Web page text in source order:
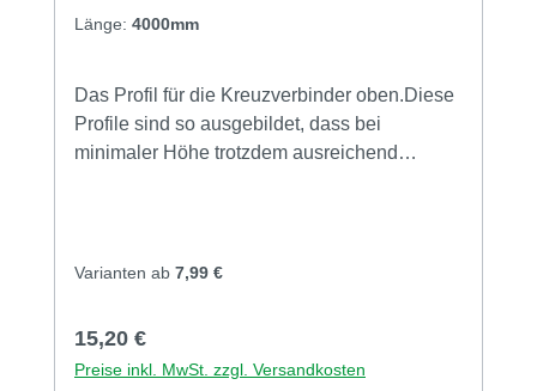
Länge: 4000mm
Das Profil für die Kreuzverbinder oben.Diese
Profile sind so ausgebildet, dass bei
minimaler Höhe trotzdem ausreichend
Queraussteifung - widerspricht sich ab jetzt
Varianten ab 7,99 €
Regulärer Preis:
15,20 €
Preise inkl. MwSt. zzgl. Versandkosten